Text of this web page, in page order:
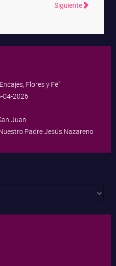
Siguiente
Flores y Fé"
04-2026
Juan
Padre Jesús Nazareno